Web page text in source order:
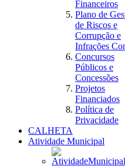
Financeiros
Plano de
de Riscos e
Corrupção e
Infrações
Concursos
Públicos e
Concessões
Projetos
Financiados
Política de
Privacidade
CALHETA
Atividade Municipal